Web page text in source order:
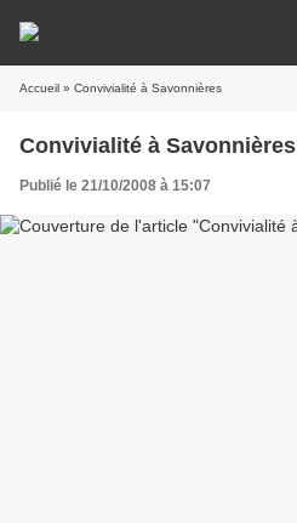
Accueil » Convivialité à Savonnières
Convivialité à Savonnières
Publié le 21/10/2008 à 15:07